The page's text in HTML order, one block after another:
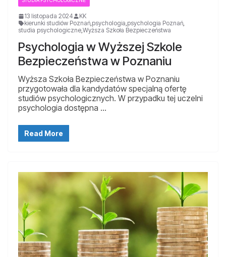
13 listopada 2024
KK
kierunki studiów Poznań psychologia psychologia Poznań
studia psychologiczne Wyższa Szkoła Bezpieczeństwa
Psychologia w Wyższej Szkole
Bezpieczeństwa w Poznaniu
Wyższa Szkoła Bezpieczeństwa w Poznaniu
przygotowała dla kandydatów specjalną ofertę
studiów psychologicznych. W przypadku tej uczelni
psychologia dostępna …
Read More